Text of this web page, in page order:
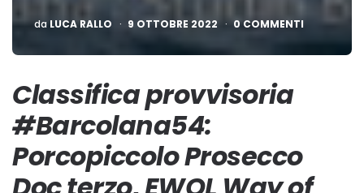
PUBBLICATO
da LUCA RALLO 9 OTTOBRE 2022 0 COMMENTI
Classifica provvisoria
#Barcolana54:
Porcopiccolo Prosecco